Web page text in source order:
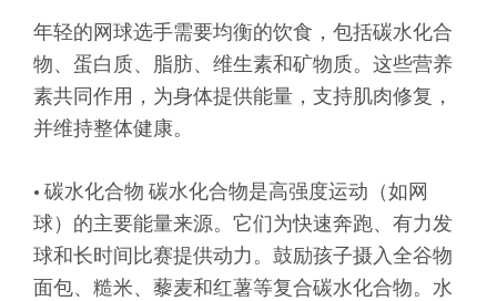
年轻的网球选手需要均衡的饮食，包括碳水化合
物、蛋白质、脂肪、维生素和矿物质。这些营养
素共同作用，为身体提供能量，支持肌肉修复，
并维持整体健康。
• 碳水化合物 碳水化合物是高强度运动（如网
球）的主要能量来源。它们为快速奔跑、有力发
球和长时间比赛提供动力。鼓励孩子摄入全谷物
面包、糙米、藜麦和红薯等复合碳水化合物。水